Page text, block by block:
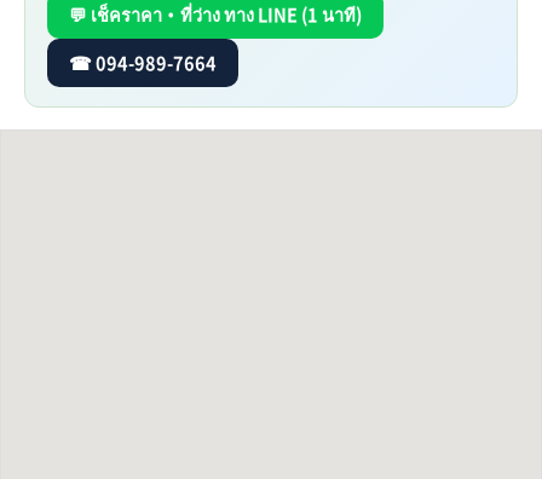
💬 เช็คราคา・ที่ว่าง ทาง LINE (1 นาที)
☎ 094-989-7664